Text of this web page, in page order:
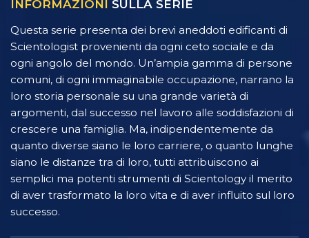
INFORMAZIONI SULLA SERIE
Questa serie presenta dei brevi aneddoti edificanti di
Scientologist provenienti da ogni ceto sociale e da
ogni angolo del mondo. Un’ampia gamma di persone
comuni, di ogni immaginabile occupazione, narrano la
loro storia personale su una grande varietà di
argomenti, dal successo nel lavoro alle soddisfazioni di
crescere una famiglia. Ma, indipendentemente da
quanto diverse siano le loro carriere, o quanto lunghe
siano le distanze tra di loro, tutti attribuiscono ai
semplici ma potenti strumenti di Scientology il merito
di aver trasformato la loro vita e di aver influito sul loro
successo.